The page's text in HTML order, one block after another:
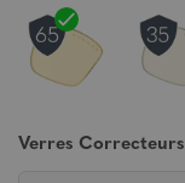
Verres